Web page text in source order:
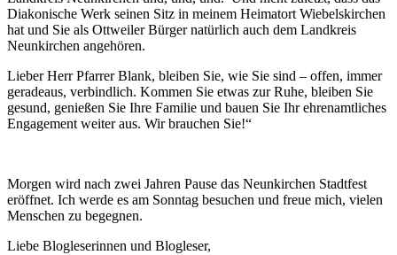
Diakonische Werk seinen Sitz in meinem Heimatort Wiebelskirchen
hat und Sie als Ottweiler Bürger natürlich auch dem Landkreis
Neunkirchen angehören.
Lieber Herr Pfarrer Blank, bleiben Sie, wie Sie sind – offen, immer
geradeaus, verbindlich. Kommen Sie etwas zur Ruhe, bleiben Sie
gesund, genießen Sie Ihre Familie und bauen Sie Ihr ehrenamtliches
Engagement weiter aus. Wir brauchen Sie!“
Morgen wird nach zwei Jahren Pause das Neunkirchen Stadtfest
eröffnet. Ich werde es am Sonntag besuchen und freue mich, vielen
Menschen zu begegnen.
Liebe Blogleserinnen und Blogleser,